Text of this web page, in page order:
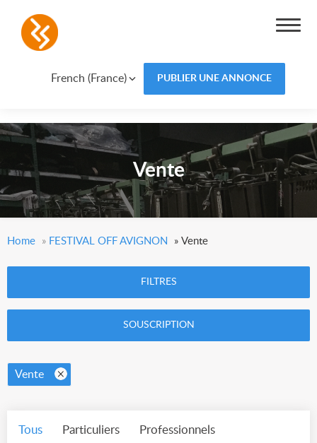
French (France) PUBLIER UNE ANNONCE
Vente
Home » FESTIVAL OFF AVIGNON » Vente
FILTRES
SOUSCRIPTION
Vente
Tous Particuliers Professionnels